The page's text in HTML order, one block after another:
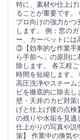
特に、素材や仕上げ
ることが重要です。
プロ向けの強力かつ
します。 例：窓の
ー、カーペットには
③【効率的な作業手
ら手前へ」の原則
除します。 各工程
時間を短縮します。
高圧洗浄やスチーム
ビを徹底的に除去
壁・天井のカビ対
げと仕上げ後の点検
の残りや水垢を見逃
仕上がりの写真や
策】 作業中の換気